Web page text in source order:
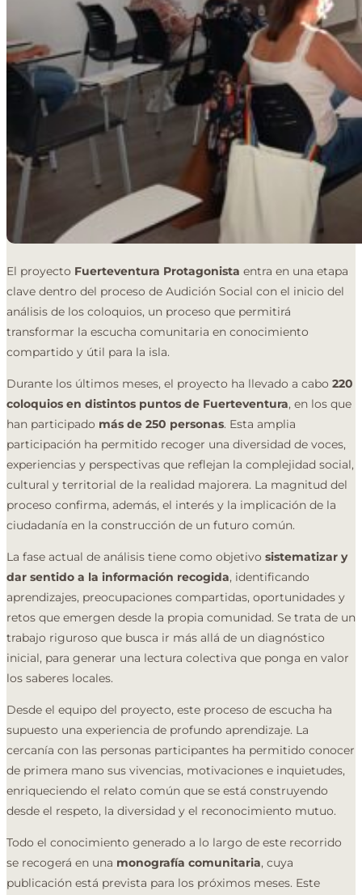
El proyecto Fuerteventura Protagonista entra en una etapa
clave dentro del proceso de Audición Social con el inicio del
análisis de los coloquios, un proceso que permitirá
transformar la escucha comunitaria en conocimiento
compartido y útil para la isla.
Durante los últimos meses, el proyecto ha llevado a cabo 220
coloquios en distintos puntos de Fuerteventura, en los que
han participado más de 250 personas. Esta amplia
participación ha permitido recoger una diversidad de voces,
experiencias y perspectivas que reflejan la complejidad social,
cultural y territorial de la realidad majorera. La magnitud del
proceso confirma, además, el interés y la implicación de la
ciudadanía en la construcción de un futuro común.
La fase actual de análisis tiene como objetivo sistematizar y
dar sentido a la información recogida, identificando
aprendizajes, preocupaciones compartidas, oportunidades y
retos que emergen desde la propia comunidad. Se trata de un
trabajo riguroso que busca ir más allá de un diagnóstico
inicial, para generar una lectura colectiva que ponga en valor
los saberes locales.
Desde el equipo del proyecto, este proceso de escucha ha
supuesto una experiencia de profundo aprendizaje. La
cercanía con las personas participantes ha permitido conocer
de primera mano sus vivencias, motivaciones e inquietudes,
enriqueciendo el relato común que se está construyendo
desde el respeto, la diversidad y el reconocimiento mutuo.
Todo el conocimiento generado a lo largo de este recorrido
se recogerá en una monografía comunitaria, cuya
publicación está prevista para los próximos meses. Este